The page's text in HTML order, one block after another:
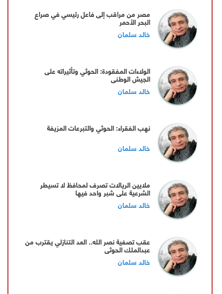
مصر من مراقب إلى فاعل رئيسي في صراع
البحر الأحمر
خالد سلمان
الولاءات المفقودة: الحوثي وتأثيراته على
الجيش الوطني
خالد سلمان
نهب الفقراء: الحوثي والتبرعات المزيفة
خالد سلمان
ملايين الريالات تصرف لمحافظ لا تسيطر
الشرعية على شبر واحد فيها
خالد سلمان
عقب تصفية نصر الله.. العد التنازلي يقترب من
عبدالملك الحوثي
خالد سلمان